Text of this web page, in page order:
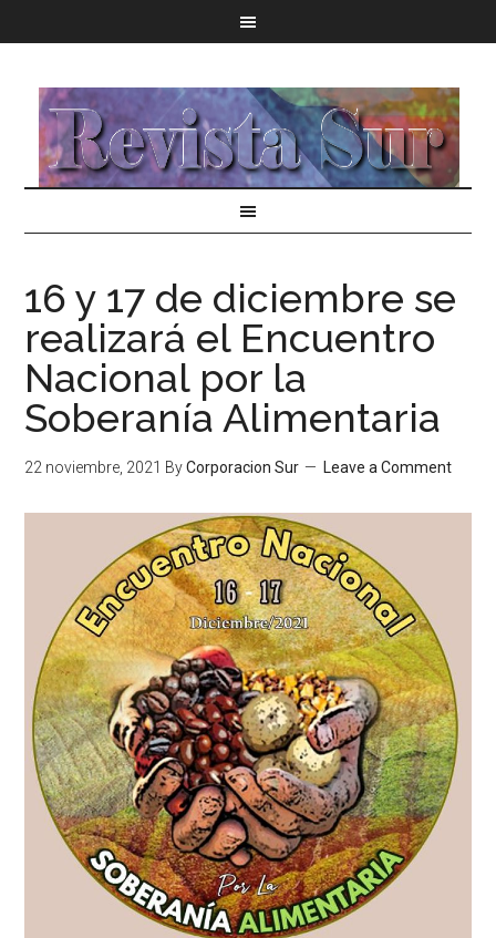
16 y 17 de diciembre se
realizará el Encuentro
Nacional por la
Soberanía Alimentaria
22 noviembre, 2021 ByCorporacion Sur Leave a Comment